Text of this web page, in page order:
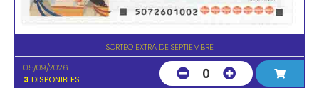
SORTEO EXTRA DE SEPTIEMBRE
05/09/2026
3 DISPONIBLES 0